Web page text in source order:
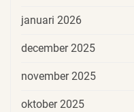
januari 2026
december 2025
november 2025
oktober 2025